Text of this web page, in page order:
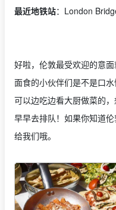
最近地铁站：London
好啦，伦敦最受欢迎的意
面食的小伙伴们是不是口
可以边吃边看大厨做菜的
早早去排队！如果你知道
给我们哦。